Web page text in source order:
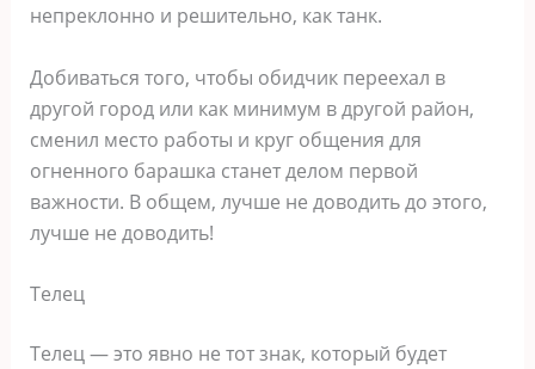
непреклонно и решительно, как танк.
Добиваться того, чтобы обидчик переехал в
другой город или как минимум в другой район,
сменил место работы и круг общения для
огненного барашка станет делом первой
важности. В общем, лучше не доводить до этого,
лучше не доводить!
Телец
Телец ― это явно не тот знак, который будет